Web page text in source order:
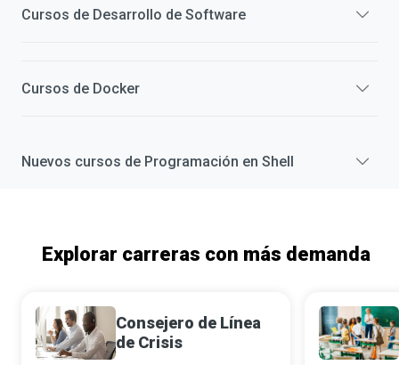
Cursos de Desarrollo de Software
Cursos de Docker
Nuevos cursos de Programación en Shell
Explorar carreras con más demanda
Consejero de Línea
de Crisis